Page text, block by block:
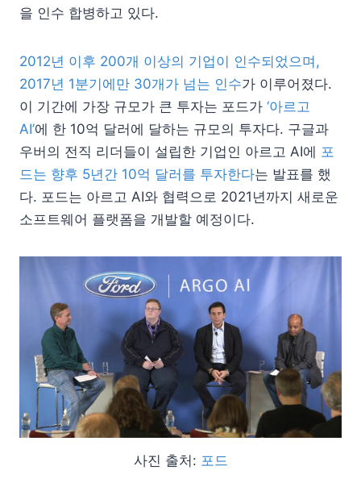
을 인수 합병하고 있다.
2012년 이후 200개 이상의 기업이 인수되었으며,
2017년 1분기에만 30개가 넘는 인수가 이루어졌다.
이 기간에 가장 규모가 큰 투자는 포드가 ‘아르고
AI’에 한 10억 달러에 달하는 규모의 투자다. 구글과
우버의 전직 리더들이 설립한 기업인 아르고 AI에 포
드는 향후 5년간 10억 달러를 투자한다는 발표를 했
다. 포드는 아르고 AI와 협력으로 2021년까지 새로운
소프트웨어 플랫폼을 개발할 예정이다.
사진 출처: 포드